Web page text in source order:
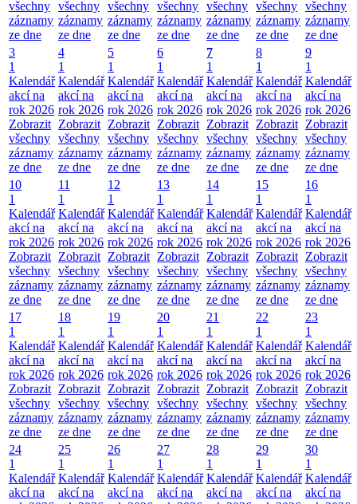
všechny
záznamy
ze dne
všechny
záznamy
ze dne
všechny
záznamy
ze dne
všechny
záznamy
ze dne
všechny
záznamy
ze dne
všechny
záznamy
ze dne
všechny
záznamy
ze dne
3
1
Kalendář
akcí na
rok 2026
Zobrazit
všechny
záznamy
ze dne
4
1
Kalendář
akcí na
rok 2026
Zobrazit
všechny
záznamy
ze dne
5
1
Kalendář
akcí na
rok 2026
Zobrazit
všechny
záznamy
ze dne
6
1
Kalendář
akcí na
rok 2026
Zobrazit
všechny
záznamy
ze dne
7
1
Kalendář
akcí na
rok 2026
Zobrazit
všechny
záznamy
ze dne
8
1
Kalendář
akcí na
rok 2026
Zobrazit
všechny
záznamy
ze dne
9
1
Kalendář
akcí na
rok 2026
Zobrazit
všechny
záznamy
ze dne
10
1
Kalendář
akcí na
rok 2026
Zobrazit
všechny
záznamy
ze dne
11
1
Kalendář
akcí na
rok 2026
Zobrazit
všechny
záznamy
ze dne
12
1
Kalendář
akcí na
rok 2026
Zobrazit
všechny
záznamy
ze dne
13
1
Kalendář
akcí na
rok 2026
Zobrazit
všechny
záznamy
ze dne
14
1
Kalendář
akcí na
rok 2026
Zobrazit
všechny
záznamy
ze dne
15
1
Kalendář
akcí na
rok 2026
Zobrazit
všechny
záznamy
ze dne
16
1
Kalendář
akcí na
rok 2026
Zobrazit
všechny
záznamy
ze dne
17
1
Kalendář
akcí na
rok 2026
Zobrazit
všechny
záznamy
ze dne
18
1
Kalendář
akcí na
rok 2026
Zobrazit
všechny
záznamy
ze dne
19
1
Kalendář
akcí na
rok 2026
Zobrazit
všechny
záznamy
ze dne
20
1
Kalendář
akcí na
rok 2026
Zobrazit
všechny
záznamy
ze dne
21
1
Kalendář
akcí na
rok 2026
Zobrazit
všechny
záznamy
ze dne
22
1
Kalendář
akcí na
rok 2026
Zobrazit
všechny
záznamy
ze dne
23
1
Kalendář
akcí na
rok 2026
Zobrazit
všechny
záznamy
ze dne
24
1
Kalendář
akcí na
25
1
Kalendář
akcí na
26
1
Kalendář
akcí na
27
1
Kalendář
akcí na
28
1
Kalendář
akcí na
29
1
Kalendář
akcí na
30
1
Kalendář
akcí na